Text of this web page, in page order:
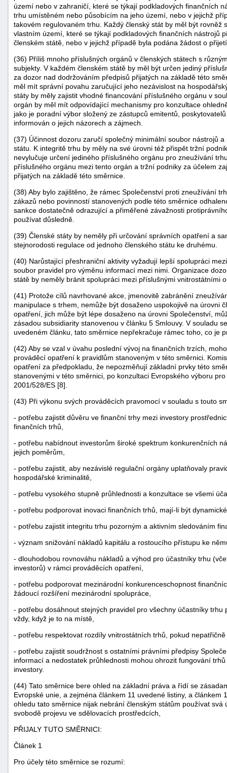
území nebo v zahraničí, které se týkají podkladových finančních
trhu umístěném nebo působícím na jeho území, nebo v jejichž
takovém regulovaném trhu. Každý členský stát by měl být rovněž
vlastním území, které se týkají podkladových finančních nástrojů
členském státě, nebo v jejichž případě byla podána žádost o
(36) Příliš mnoho příslušných orgánů v členských státech s
subjekty. V každém členském státě by měl být určen jediný
za dozor nad dodržováním předpisů přijatých na základě této
měl mít správní povahu zaručující jeho nezávislost na
státy by měly zajistit vhodné financování příslušného orgánu v
orgán by měl mít odpovídající mechanismy pro konzultace
jako je poradní výbor složený ze zástupců emitentů,
informován o jejich názorech a zájmech.
(37) Účinnost dozoru zaručí společný minimální soubor nástrojů
státu. K integritě trhu by měly na své úrovni též přispět tržní
nevylučuje určení jediného příslušného orgánu pro zneužívání
příslušného orgánu mezi tento orgán a tržní podniky za účelem
přijatých na základě této směrnice.
(38) Aby bylo zajištěno, že rámec Společenství proti zneužívání
zákazů nebo povinností stanovených podle této směrnice
sankce dostatečně odrazující a přiměřené závažnosti
používat důsledně.
(39) Členské státy by neměly při určování správních opatření a
stejnorodosti regulace od jednoho členského státu ke druhému.
(40) Narůstající přeshraniční aktivity vyžadují lepší spolupráci
soubor pravidel pro výměnu informací mezi nimi. Organizace
státě by neměly bránit spolupráci mezi příslušnými vnitrostátními
(41) Protože cílů navrhované akce, jmenovitě zabránění
manipulace s trhem, nemůže být dosaženo uspokojivě na úrovni
opatření, jich může být lépe dosaženo na úrovni Společenství,
zásadou subsidiarity stanovenou v článku 5 Smlouvy. V souladu
uvedeném článku, tato směrnice nepřekračuje rámec toho, co je
(42) Aby se vzal v úvahu poslední vývoj na finančních trzích,
prováděcí opatření k pravidlům stanoveným v této směrnici.
opatření za předpokladu, že nepozměňují základní prvky této
stanovenými v této směrnici, po konzultaci Evropského výboru
2001/528/ES [8].
(43) Při výkonu svých prováděcích pravomocí v souladu s touto
- potřebu zajistit důvěru ve finanční trhy mezi investory
finančních trhů,
- potřebu nabídnout investorům široké spektrum konkurenčních
jejich poměrům,
- potřebu zajistit, aby nezávislé regulační orgány uplatňovaly
hospodářské kriminalitě,
- potřebu vysokého stupně průhlednosti a konzultace se všemi
- potřebu podporovat inovaci finančních trhů, mají-li být
- potřebu zajistit integritu trhu pozorným a aktivním sledováním
- význam snižování nákladů kapitálu a rostoucího přístupu ke
- dlouhodobou rovnováhu nákladů a výhod pro účastníky trhu
investorů) v rámci prováděcích opatření,
- potřebu podporovat mezinárodní konkurenceschopnost
žádoucí rozšíření mezinárodní spolupráce,
- potřebu dosáhnout stejných pravidel pro všechny účastníky
vždy, když je to na místě,
- potřebu respektovat rozdíly vnitrostátních trhů, pokud
- potřebu zajistit soudržnost s ostatními právními předpisy
informací a nedostatek průhlednosti mohou ohrozit fungování
investory.
(44) Tato směrnice bere ohled na základní práva a řídí se
Evropské unie, a zejména článkem 11 uvedené listiny, a článkem
ohledu tato směrnice nijak nebrání členským státům používat
svobodě projevu ve sdělovacích prostředcích,
PŘIJALY TUTO SMĚRNICI:
Článek 1
Pro účely této směrnice se rozumí: